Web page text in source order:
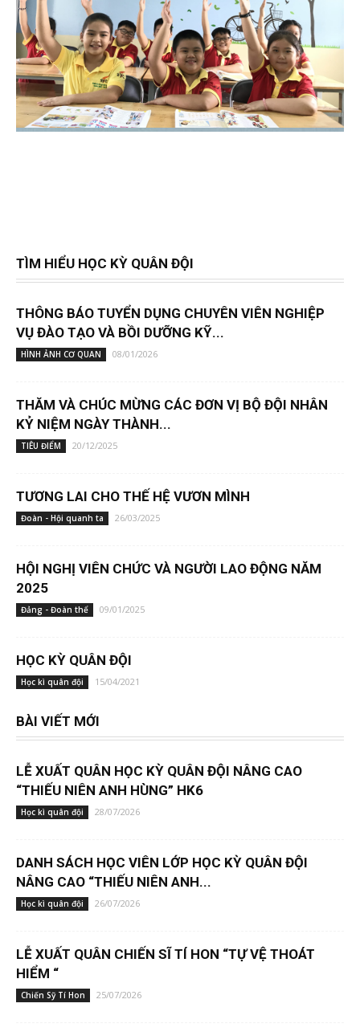
TÌM HIỂU HỌC KỲ QUÂN ĐỘI
THÔNG BÁO TUYỂN DỤNG CHUYÊN VIÊN NGHIỆP
VỤ ĐÀO TẠO VÀ BỒI DƯỠNG KỸ...
HÌNH ẢNH CƠ QUAN 08/01/2026
THĂM VÀ CHÚC MỪNG CÁC ĐƠN VỊ BỘ ĐỘI NHÂN
KỶ NIỆM NGÀY THÀNH...
TIÊU ĐIỂM 20/12/2025
TƯƠNG LAI CHO THẾ HỆ VƯƠN MÌNH
Đoàn - Hội quanh ta 26/03/2025
HỘI NGHỊ VIÊN CHỨC VÀ NGƯỜI LAO ĐỘNG NĂM
2025
Đảng - Đoàn thể 09/01/2025
HỌC KỲ QUÂN ĐỘI
Học kì quân đội 15/04/2021
BÀI VIẾT MỚI
LỄ XUẤT QUÂN HỌC KỲ QUÂN ĐỘI NÂNG CAO
“THIẾU NIÊN ANH HÙNG” HK6
Học kì quân đội 28/07/2026
DANH SÁCH HỌC VIÊN LỚP HỌC KỲ QUÂN ĐỘI
NÂNG CAO “THIẾU NIÊN ANH...
Học kì quân đội 26/07/2026
LỄ XUẤT QUÂN CHIẾN SĨ TÍ HON “TỰ VỆ THOÁT
HIỂM “
Chiến Sỹ Tí Hon 25/07/2026